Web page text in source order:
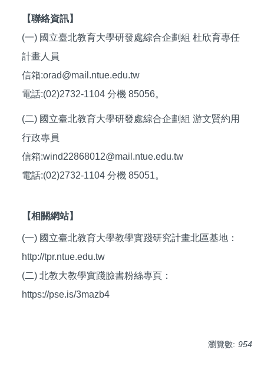
【聯絡資訊】
(一) 國立臺北教育大學研發處綜合企劃組 杜欣育專任
計畫人員
信箱:orad@mail.ntue.edu.tw
電話:(02)2732-1104 分機 85056。
(二) 國立臺北教育大學研發處綜合企劃組 游文賢約用
行政專員
信箱:wind22868012@mail.ntue.edu.tw
電話:(02)2732-1104 分機 85051。
【相關網站】
(一) 國立臺北教育大學教學實踐研究計畫北區基地：
http://tpr.ntue.edu.tw
(二) 北教大教學實踐臉書粉絲專頁：
https://pse.is/3mazb4
瀏覽數: 954